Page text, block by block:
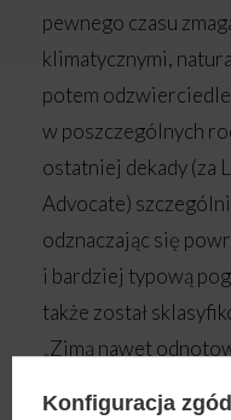
pewnego czasu
klimatycznymi,
potem
w poszczególnych
ostatniej dekady (za
Advocate)
odznaczając się
i bardziej typową
także został
„Zimą nawet
Konfiguracja zgód